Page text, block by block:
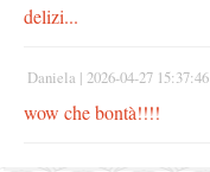
delizi...
Daniela | 2026-04-27 15:37:46
wow che bontà!!!!